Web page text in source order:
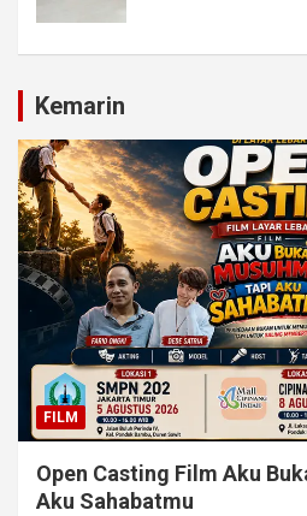
Kemarin
FILM
Open Casting Film Aku
Aku Sahabatmu